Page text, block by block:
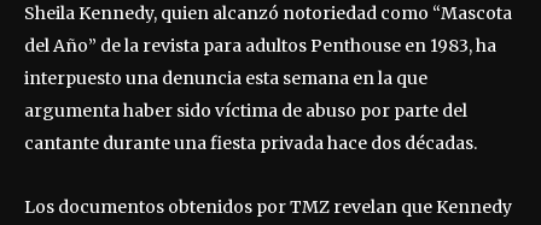
Sheila Kennedy, quien alcanzó notoriedad como “Mascota
del Año” de la revista para adultos Penthouse en 1983, ha
interpuesto una denuncia esta semana en la que
argumenta haber sido víctima de abuso por parte del
cantante durante una fiesta privada hace dos décadas.
Los documentos obtenidos por TMZ revelan que Kennedy